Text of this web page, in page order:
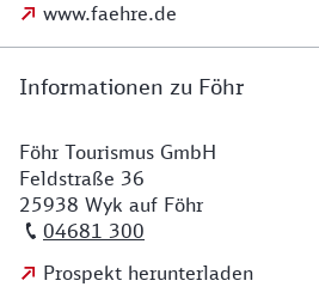
www.faehre.de
Informationen zu Föhr
Föhr Tourismus GmbH
Feldstraße 36
25938 Wyk auf Föhr
04681 300
Prospekt herunterladen